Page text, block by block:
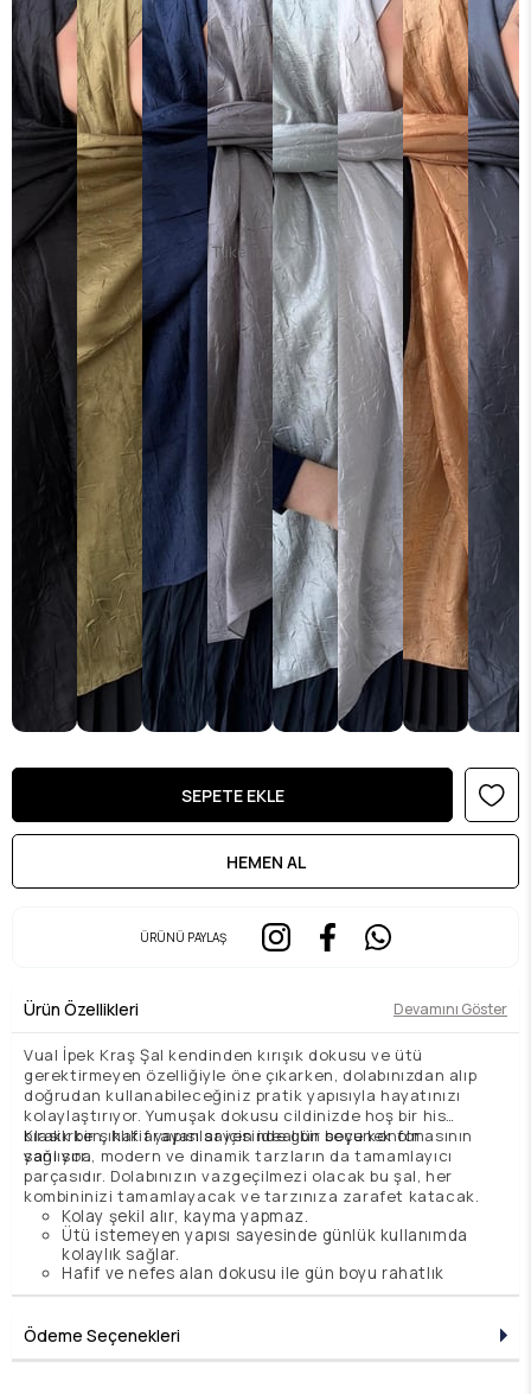
Tükendi
ÜRÜNÜ PAYLAŞ
Ürün Özellikleri Devamını Göster
Vual İpek Kraş Şal kendinden kırışık dokusu ve ütü
gerektirmeyen özelliğiyle öne çıkarken, dolabınızdan alıp
doğrudan kullanabileceğiniz pratik yapısıyla hayatınızı
kolaylaştırıyor. Yumuşak dokusu cildinizde hoş bir his
bırakırken, hafif yapısı sayesinde gün boyu konfor
sağlıyor.
Klasik bir şıklık arayanlar için ideal bir seçenek olmasının
yanı sıra, modern ve dinamik tarzların da tamamlayıcı
parçasıdır. Dolabınızın vazgeçilmezi olacak bu şal, her
kombininizi tamamlayacak ve tarzınıza zarafet katacak.
Kolay şekil alır, kayma yapmaz.
Ütü istemeyen yapısı sayesinde günlük kullanımda
kolaylık sağlar.
Hafif ve nefes alan dokusu ile gün boyu rahatlık
sunar
Ödeme Seçenekleri